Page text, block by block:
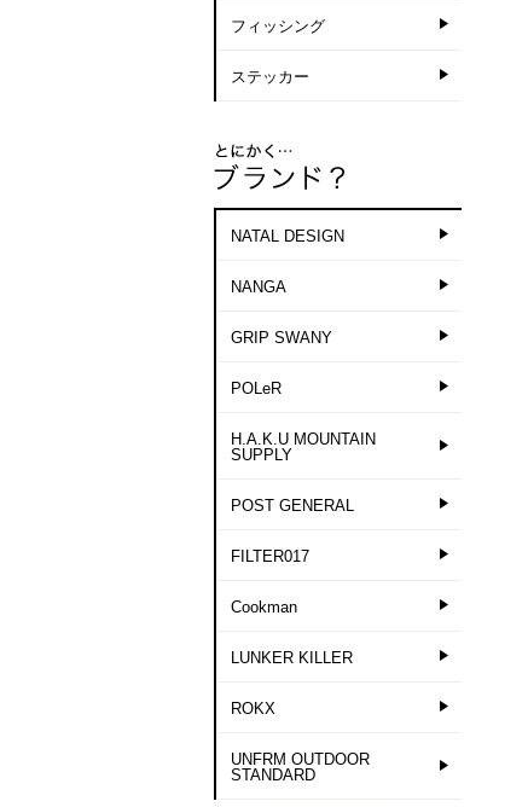
フィッシング
ステッカー
NATAL DESIGN
NANGA
GRIP SWANY
POLeR
H.A.K.U MOUNTAIN
SUPPLY
POST GENERAL
FILTER017
Cookman
LUNKER KILLER
ROKX
UNFRM OUTDOOR
STANDARD